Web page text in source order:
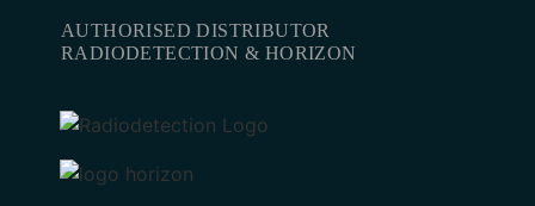
AUTHORISED DISTRIBUTOR
RADIODETECTION & HORIZON